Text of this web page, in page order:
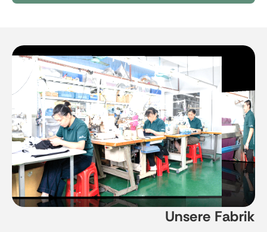
Unsere Fabrik